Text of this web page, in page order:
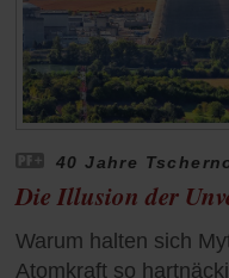
40 Jahre
Die Illusion der
Warum halten sich
Atomkraft so